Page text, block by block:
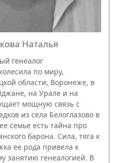
Наталья
генеалог
по миру,
области, Воронеже, в
на Урале и на
мощную связь с
из села Белоглазово в
семье есть тайна про
барона. Сила, тяга к
ее рода привела к
занятию генеалогией. В